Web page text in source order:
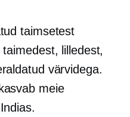
taimsetest
lilledest,
värvidega.
meie